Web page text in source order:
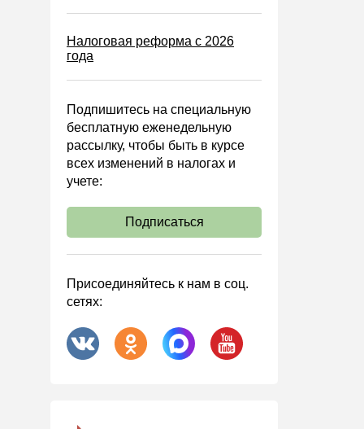
Блокировка счета
МСФО
деятельности (АХД)
Охрана труда и аттестация
Охрана труда
Валютные операции
Налоговая система РФ
Налоговое планирование
Договоры
АО
Налоговая реформа с 2026
года
Подпишитесь на специальную
бесплатную еженедельную
рассылку, чтобы быть в курсе
всех изменений в налогах и
учете:
Подписаться
Присоединяйтесь к нам в соц.
сетях: